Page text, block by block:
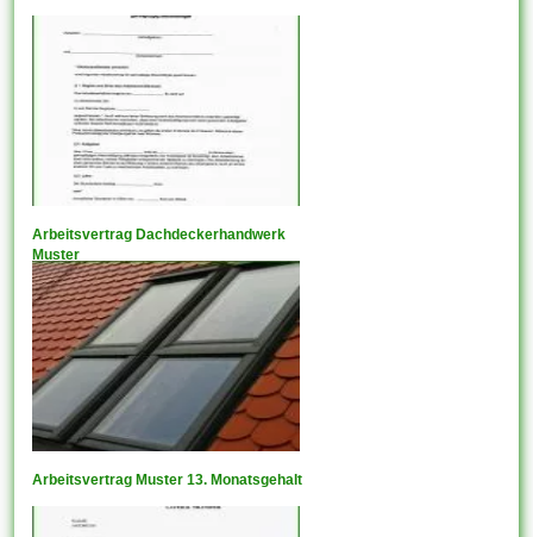
Arbeitsvertrag Dachdeckerhandwerk
Muster
Arbeitsvertrag Muster 13. Monatsgehalt